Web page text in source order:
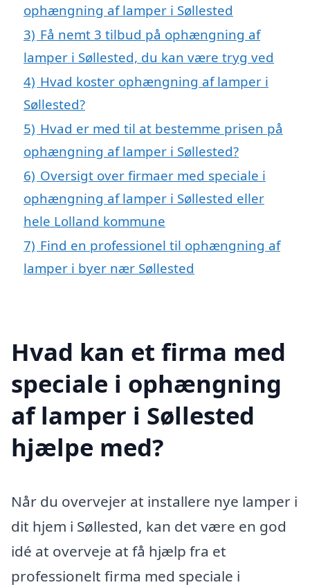
ophængning af lamper i Søllested
3) Få nemt 3 tilbud på ophængning af
lamper i Søllested, du kan være tryg ved
4) Hvad koster ophængning af lamper i
Søllested?
5) Hvad er med til at bestemme prisen på
ophængning af lamper i Søllested?
6) Oversigt over firmaer med speciale i
ophængning af lamper i Søllested eller
hele Lolland kommune
7) Find en professionel til ophængning af
lamper i byer nær Søllested
Hvad kan et firma med
speciale i ophængning
af lamper i Søllested
hjælpe med?
Når du overvejer at installere nye lamper i
dit hjem i Søllested, kan det være en god
idé at overveje at få hjælp fra et
professionelt firma med speciale i